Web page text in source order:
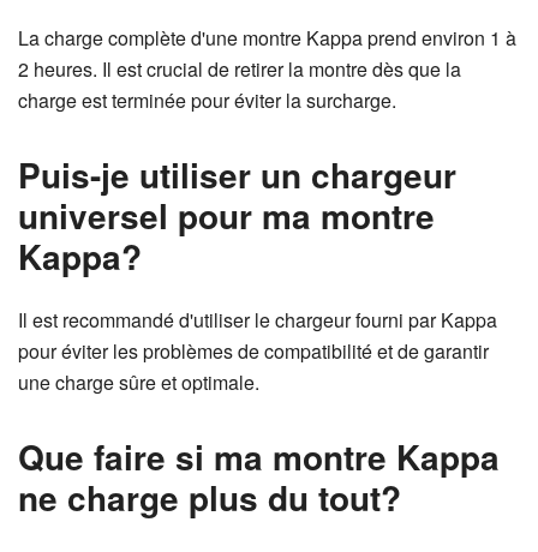
La charge complète d'une montre Kappa prend environ 1 à
2 heures. Il est crucial de retirer la montre dès que la
charge est terminée pour éviter la surcharge.
Puis-je utiliser un chargeur
universel pour ma montre
Kappa?
Il est recommandé d'utiliser le chargeur fourni par Kappa
pour éviter les problèmes de compatibilité et de garantir
une charge sûre et optimale.
Que faire si ma montre Kappa
ne charge plus du tout?